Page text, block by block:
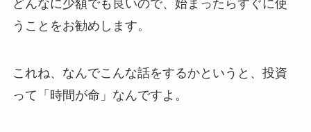
どんなに少額でも良いので、始まったらすぐに使
うことをお勧めします。
これね、なんでこんな話をするかというと、投資
って「時間が命」なんですよ。